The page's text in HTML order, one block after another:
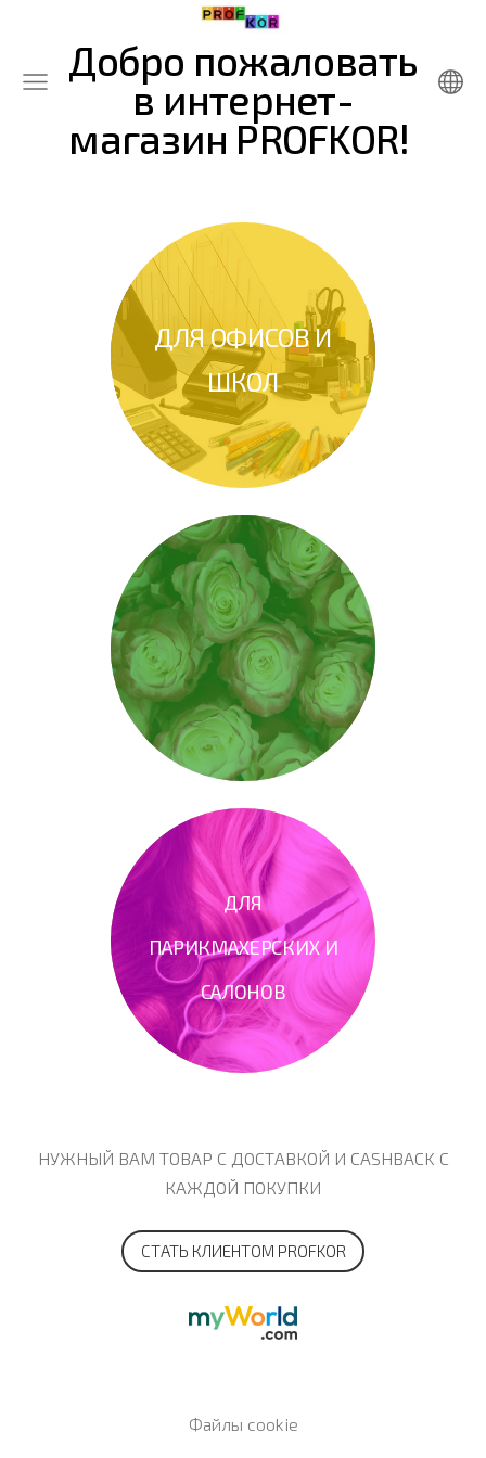
Добро пожаловать
в интернет-
магазин PROFKOR!
ДЛЯ ОФИСОВИ
ШКОЛ
ДЛЯ
ПАРИКМАХЕРСКИХИ
САЛОНОВ
НУЖНЫЙ ВАМ ТОВАР С ДОСТАВКОЙ И CASHBACK С
КАЖДОЙ ПОКУПКИ
СТАТЬ КЛИЕНТОМ PROFKOR
Файлы cookie